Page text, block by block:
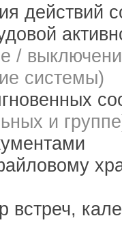
действий
/
системы)
и
встреч,